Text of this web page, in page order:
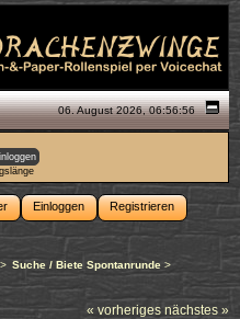
06. August 2026, 06:56:56
Einloggen Registrieren
Suche / Biete Spontanrunde>
« vorheriges nächstes »